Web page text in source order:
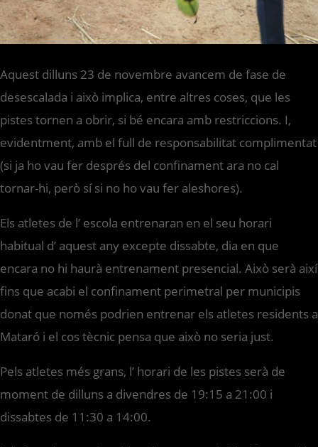
Aquest dilluns 23 de novembre avancem de fase de
desescalada i això implica, entre altres coses, que les
pistes tornen a obrir, si bé encara amb restriccions. I,
evidentment, amb el full de responsabilitat complimentat
(si ja ho vau fer després del confinament ara no cal
tornar-hi, però sí si no ho vau fer aleshores).
Els atletes de l’ escola entrenaran en el seu horari
habitual d’ aquest any excepte dissabte, dia en que
encara no hi haurà entrenament presencial. Això serà així
fins que acabi el confinament perimetral per municipis
donat que només podrien entrenar els atletes residents a
Mataró i el cos tècnic pensa que això no seria just.
Pels atletes més grans, l’ horari de les pistes serà de
moment de dilluns a divendres de 19:15 a 21:00 i
dissabtes de 11:30 a 14:00.